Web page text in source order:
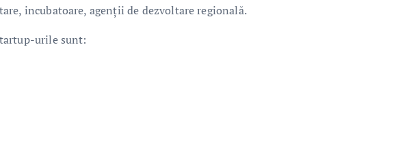
incubatoare, agenții de dezvoltare regională.
urile sunt: